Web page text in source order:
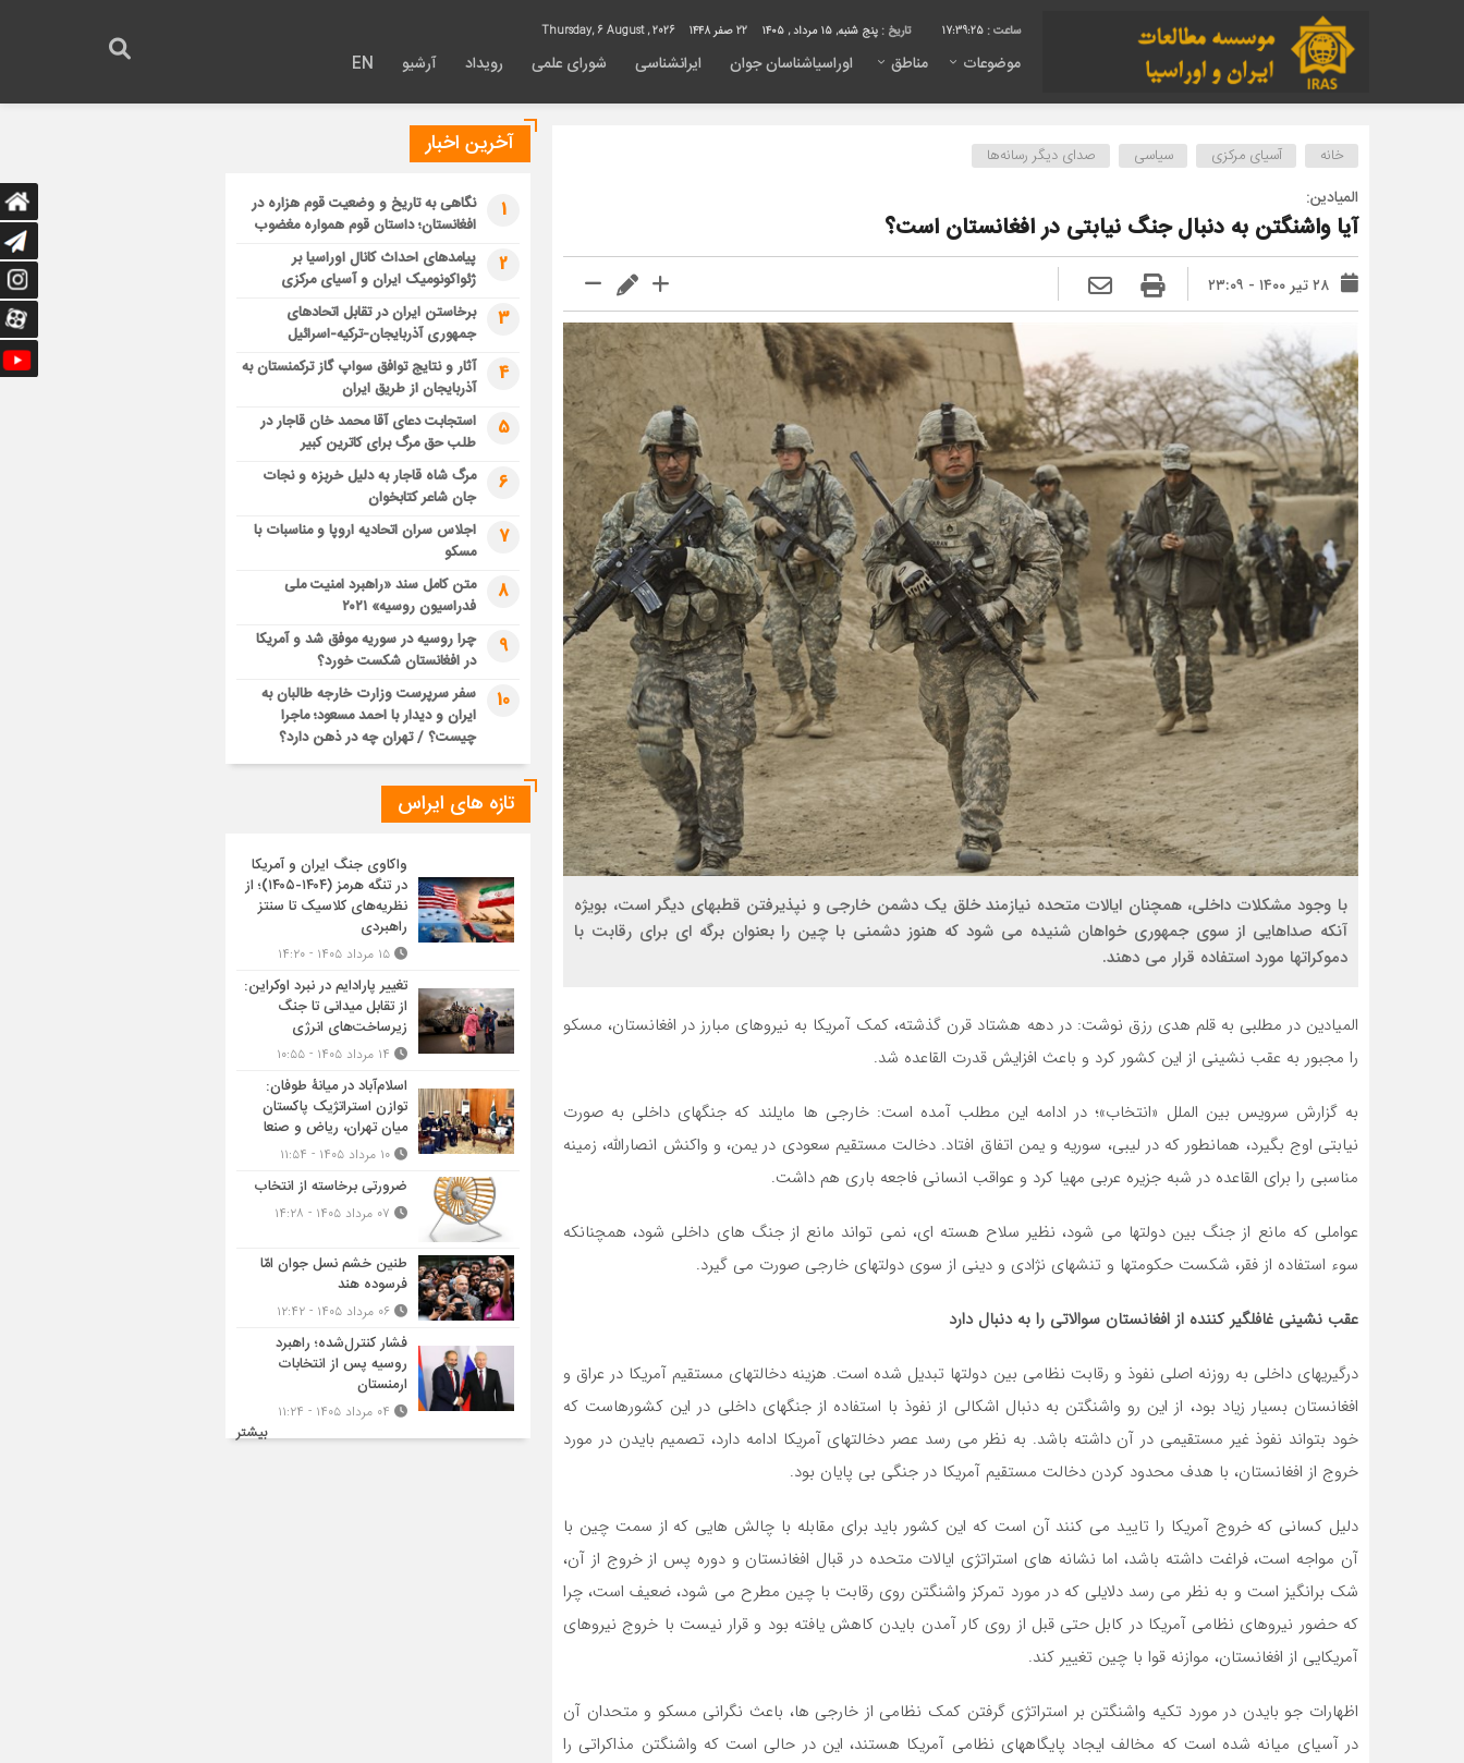
17:39:26 تاریخ : پنج شنبه, ۱۵ مرداد , ۱۴۰۵ 22 صفر 1448
موضوعات مناطق اوراسیاشناسان جوان ایرانشناسی شورای علمی رویداد آرشیو EN
خانه آسیای مرکزی سیاسی صدای دیگر رسانه‌ها
المیادین:
آیا واشنگتن به دنبال جنگ نیابتی در افغانستان است؟
۲۸ تیر ۱۴۰۰ - ۲۳:۰۹
با وجود مشکلات داخلی، همچنان ایالات متحده نیازمند خلق یک دشمن خارجی و نپذیرفتن قطبهای دیگر است، بویژه
آنکه صداهایی از سوی جمهوری خواهان شنیده می شود که هنوز دشمنی با چین را بعنوان برگه ای برای رقابت با
دموکراتها مورد استفاده قرار می دهند.
المیادین در مطلبی به قلم هدی رزق نوشت: در دهه هشتاد قرن گذشته، کمک آمریکا به نیروهای مبارز در افغانستان، مسکو
را مجبور به عقب نشینی از این کشور کرد و باعث افزایش قدرت القاعده شد.
به گزارش سرویس بین الملل «انتخاب»؛ در ادامه این مطلب آمده است: خارجی ها مایلند که جنگهای داخلی به صورت
نیابتی اوج بگیرد، همانطور که در لیبی، سوریه و یمن اتفاق افتاد. دخالت مستقیم سعودی در یمن، و واکنش انصارالله، زمینه
مناسبی را برای القاعده در شبه جزیره عربی مهیا کرد و عواقب انسانی فاجعه باری هم داشت.
عواملی که مانع از جنگ بین دولتها می شود، نظیر سلاح هسته ای، نمی تواند مانع از جنگ های داخلی شود، همچنانکه
سوء استفاده از فقر، شکست حکومتها و تنشهای نژادی و دینی از سوی دولتهای خارجی صورت می گیرد.
عقب نشینی غافلگیر کننده از افغانستان سوالاتی را به دنبال دارد
درگیریهای داخلی به روزنه اصلی نفوذ و رقابت نظامی بین دولتها تبدیل شده است. هزینه دخالتهای مستقیم آمریکا در عراق و
افغانستان بسیار زیاد بود، از این رو واشنگتن به دنبال اشکالی از نفوذ با استفاده از جنگهای داخلی در این کشورهاست که
خود بتواند نفوذ غیر مستقیمی در آن داشته باشد. به نظر می رسد عصر دخالتهای آمریکا ادامه دارد، تصمیم بایدن در مورد
خروج از افغانستان، با هدف محدود کردن دخالت مستقیم آمریکا در جنگی بی پایان بود.
دلیل کسانی که خروج آمریکا را تایید می کنند آن است که این کشور باید برای مقابله با چالش هایی که از سمت چین با
آن مواجه است، فراغت داشته باشد، اما نشانه های استراتژی ایالات متحده در قبال افغانستان و دوره پس از خروج از آن،
شک برانگیز است و به نظر می رسد دلایلی که در مورد تمرکز واشنگتن روی رقابت با چین مطرح می شود، ضعیف است، چرا
که حضور نیروهای نظامی آمریکا در کابل حتی قبل از روی کار آمدن بایدن کاهش یافته بود و قرار نیست با خروج نیروهای
آمریکایی از افغانستان، موازنه قوا با چین تغییر کند.
اظهارات جو بایدن در مورد تکیه واشنگتن بر استراتژی گرفتن کمک نظامی از خارجی ها، باعث نگرانی مسکو و متحدان آن
در آسیای میانه شده است که مخالف ایجاد پایگاههای نظامی آمریکا هستند، این در حالی است که واشنگتن مذاکراتی را
آخرین اخبار
1
نگاهی به تاریخ و وضعیت قوم هزاره در
افغانستان؛ داستان قوم همواره مغضوب
2
پیامدهای احداث کانال اوراسیا بر
ژئواکونومیک ایران و آسیای مرکزی
3
برخاستن ایران در تقابل اتحادهای
جمهوری آذربایجان-ترکیه-اسرائیل
4
آثار و نتایج توافق سواپ گاز ترکمنستان به
آذربایجان از طریق ایران
5
استجابت دعای آقا محمد خان قاجار در
طلب حق مرگ برای کاترین کبیر
6
مرگ شاه قاجار به دلیل خربزه و نجات
جان شاعر کتابخوان
7
اجلاس سران اتحادیه اروپا و مناسبات با
مسکو
8
متن کامل سند «راهبرد امنیت ملی
فدراسیون روسیه» ۲۰۲۱
9
چرا روسیه در سوریه موفق شد و آمریکا
در افغانستان شکست خورد؟
10
سفر سرپرست وزارت خارجه طالبان به
ایران و دیدار با احمد مسعود؛ ماجرا
چیست؟ / تهران چه در ذهن دارد؟
تازه های ایراس
واکاوی جنگ ایران و آمریکا
در تنگه هرمز (۱۴۰۴-۱۴۰۵)؛ از
نظریه‌های کلاسیک تا سنتز
راهبردی
تغییر پارادایم در نبرد اوکراین:
از تقابل میدانی تا جنگ
زیرساخت‌های انرژی
اسلام‌آباد در میانۀ طوفان:
توازن استراتژیک پاکستان
میان تهران، ریاض و صنعا
ضرورتی برخاسته از انتخاب
طنین خشم نسل جوان امّا
فرسوده هند
فشار کنترل‌شده؛ راهبرد
روسیه پس از انتخابات
ارمنستان
بیشتر